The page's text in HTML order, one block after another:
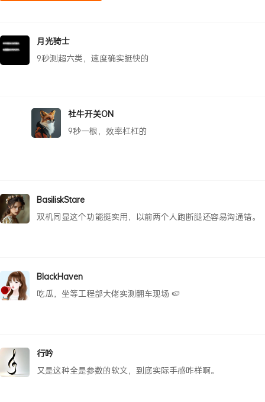
月光骑士
9秒测超六类，速度确实挺快的
社牛开关ON
9秒一根，效率杠杠的
BasiliskStare
双机同显这个功能挺实用，以前两个人跑断腿还容易沟通错。
BlackHaven
吃瓜，坐等工程部大佬实测翻车现场 🍉
行吟
又是这种全是参数的软文，到底实际手感咋样啊。